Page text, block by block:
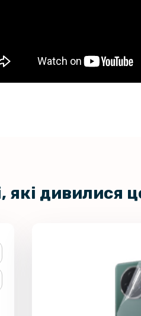
які дивилися